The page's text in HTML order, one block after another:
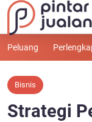
Peluang
Bisnis
Strategi